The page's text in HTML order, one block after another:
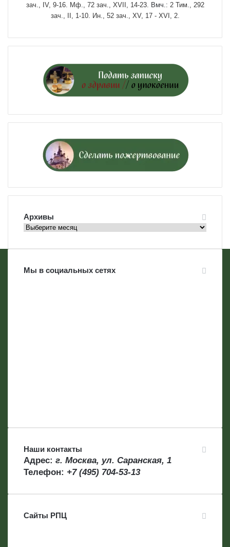
зач., IV, 9-16. Мф., 72 зач., XVII, 14-23. Вмч.: 2 Тим., 292
зач., II, 1-10. Ин., 52 зач., XV, 17 - XVI, 2.
Архивы
Архивы
Мы в социальных сетях
Наши контакты
Адрес: г. Москва, ул. Саранская, 1
Телефон: +7 (495) 704-53-13
Сайты РПЦ